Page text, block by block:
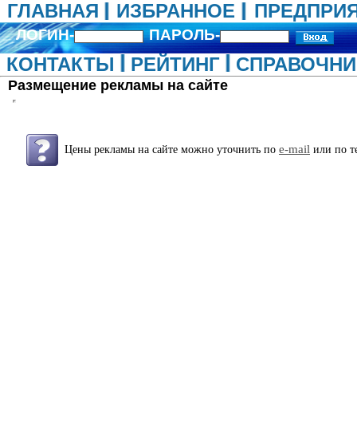
ГЛАВНАЯ ИЗБРАННОЕ
ЛОГИН- ПАРОЛЬ-
КОНТАКТЫ РЕЙТИНГ
Размещение рекламы на сайте
Цены рекламы на сайте можно уточнить по e-mail или по